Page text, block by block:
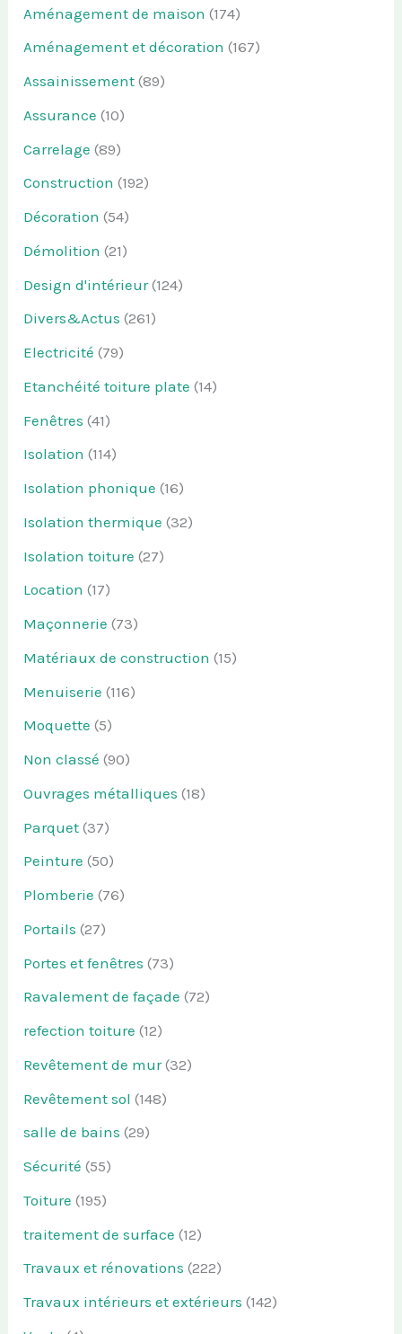
Aménagement de maison (174)
Aménagement et décoration (167)
Assainissement (89)
Assurance (10)
Carrelage (89)
Construction (192)
Décoration (54)
Démolition (21)
Design d'intérieur(124)
Divers&Actus (261)
Electricité (79)
Etanchéité toiture plate (14)
Fenêtres (41)
Isolation (114)
Isolation phonique (16)
Isolation thermique (32)
Isolation toiture (27)
Location (17)
Maçonnerie (73)
Matériaux de construction (15)
Menuiserie (116)
Moquette (5)
Non classé (90)
Ouvrages métalliques (18)
Parquet (37)
Peinture (50)
Plomberie (76)
Portails (27)
Portes et fenêtres (73)
Ravalement de façade (72)
refection toiture (12)
Revêtement de mur(32)
Revêtement sol (148)
salle de bains (29)
Sécurité (55)
Toiture (195)
traitement de surface (12)
Travaux et rénovations (222)
Travaux intérieurs et extérieurs (142)